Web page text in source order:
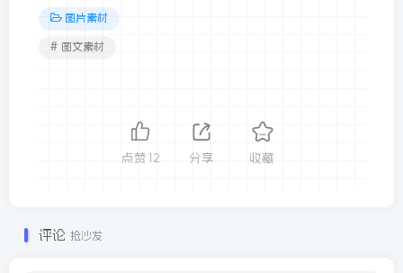
图片素材
# 图文素材
点赞 12 分享 收藏
评论 抢沙发